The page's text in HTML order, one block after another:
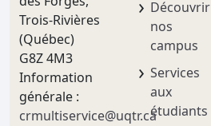
Trois-Rivières
(Québec)
G8Z 4M3
Information
générale :
crmultiservice@uqtr.ca
Découvrir
nos
campus
Services
aux
étudiants